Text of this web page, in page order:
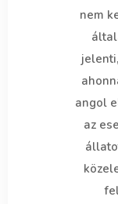
nem
angol
az